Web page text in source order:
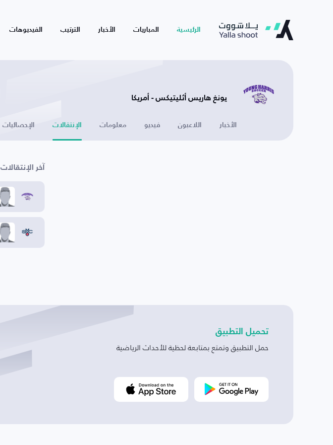
الرئيسية المباريات الأخبار الترتيب الفيديوهات
يونغ هاريس أثليتيكس - أمريكا
الأخبار اللاعبون فيديو معلومات الإنتقالات الإحصائيات
آخر الإنتقالات
تحميل التطبيق
حمل التطبيق وتمتع بمتابعة لحظية للأحداث الرياضية